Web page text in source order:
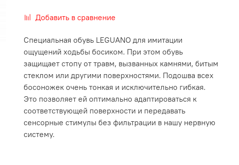
Добавить в сравнение
Специальная обувь LEGUANO для имитации
ощущений ходьбы босиком. При этом обувь
защищает стопу от травм, вызванных камнями, битым
стеклом или другими поверхностями. Подошва всех
босоножек очень тонкая и исключительно гибкая.
Это позволяет ей оптимально адаптироваться к
соответствующей поверхности и передавать
сенсорные стимулы без фильтрации в нашу нервную
систему.